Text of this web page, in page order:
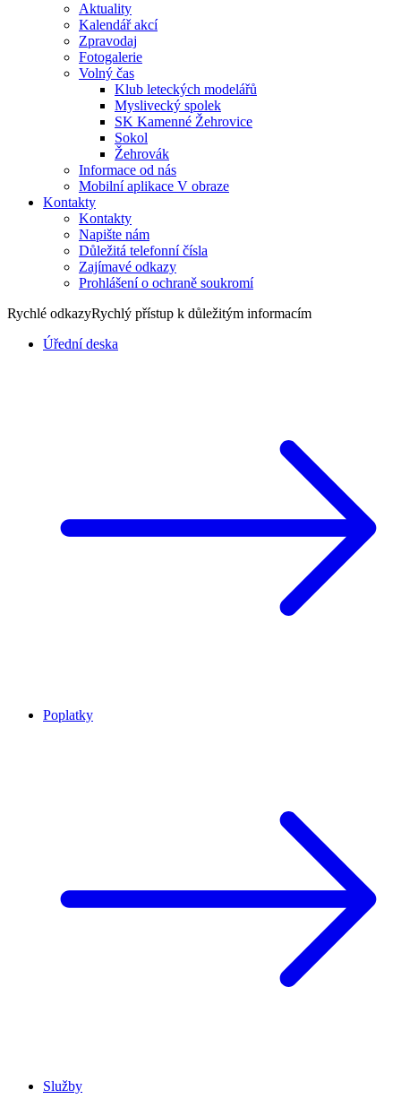
Aktuality
Kalendář akcí
Zpravodaj
Fotogalerie
Volný čas
Klub leteckých modelářů
Myslivecký spolek
SK Kamenné Žehrovice
Sokol
Žehrovák
Informace od nás
Mobilní aplikace V obraze
Kontakty
Kontakty
Napište nám
Důležitá telefonní čísla
Zajímavé odkazy
Prohlášení o ochraně soukromí
Rychlé odkazyRychlý přístup k důležitým informacím
Úřední deska
Poplatky
Služby